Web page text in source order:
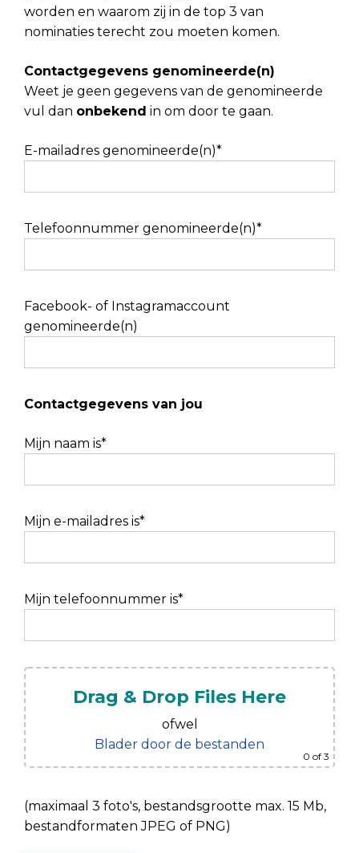
worden en waarom zij in de top 3 van
nominaties terecht zou moeten komen.
Contactgegevens genomineerde(n)
Weet je geen gegevens van de genomineerde
vul dan onbekend in om door te gaan.
E-mailadres genomineerde(n)*
Telefoonnummer genomineerde(n)*
Facebook- of Instagramaccount
genomineerde(n)
Contactgegevens van jou
Mijn naam is*
Mijn e-mailadres is*
Mijn telefoonnummer is*
Drag & Drop Files Here
ofwel
Blader door de bestanden
0 of 3
(maximaal 3 foto's, bestandsgrootte max. 15 Mb,
bestandformaten JPEG of PNG)